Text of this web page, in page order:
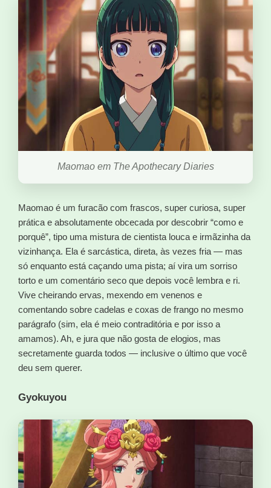
Maomao em The Apothecary Diaries
Maomao é um furacão com frascos, super curiosa, super
prática e absolutamente obcecada por descobrir “como e
porquê”, tipo uma mistura de cientista louca e irmãzinha da
vizinhança. Ela é sarcástica, direta, às vezes fria — mas
só enquanto está caçando uma pista; aí vira um sorriso
torto e um comentário seco que depois você lembra e ri.
Vive cheirando ervas, mexendo em venenos e
comentando sobre cadelas e coxas de frango no mesmo
parágrafo (sim, ela é meio contraditória e por isso a
amamos). Ah, e jura que não gosta de elogios, mas
secretamente guarda todos — inclusive o último que você
deu sem querer.
Gyokuyou